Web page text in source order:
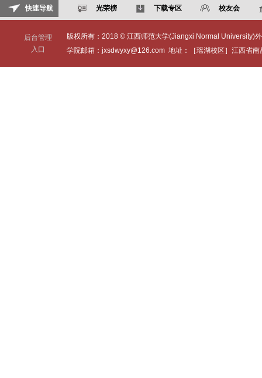
快速导航 光荣榜 下载专区 校友会
后台管理
入口
版权所有：2018 © 江西师范大学(Jiangxi Normal University)
学院邮箱：jxsdwyxy@126.com 地址：［瑶湖校区］江西省